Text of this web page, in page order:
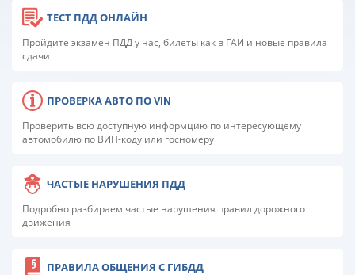
ТЕСТ ПДД ОНЛАЙН
Пройдите экзамен ПДД у нас, билеты как в ГАИ и новые правила
сдачи
ПРОВЕРКА АВТО ПО VIN
Проверить всю доступную информцию по интересующему
автомобилю по ВИН-коду или госномеру
ЧАСТЫЕ НАРУШЕНИЯ ПДД
Подробно разбираем частые нарушения правил дорожного
движения
ПРАВИЛА ОБЩЕНИЯ С ГИБДД